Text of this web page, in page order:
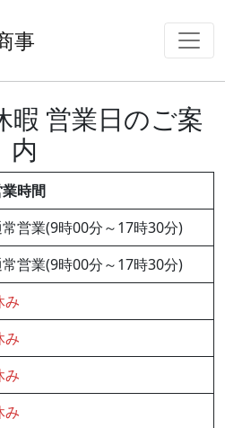
事
暇 営業日のご案
内
時間
営業(9時00分～17時30分)
営業(9時00分～17時30分)
み
み
み
み